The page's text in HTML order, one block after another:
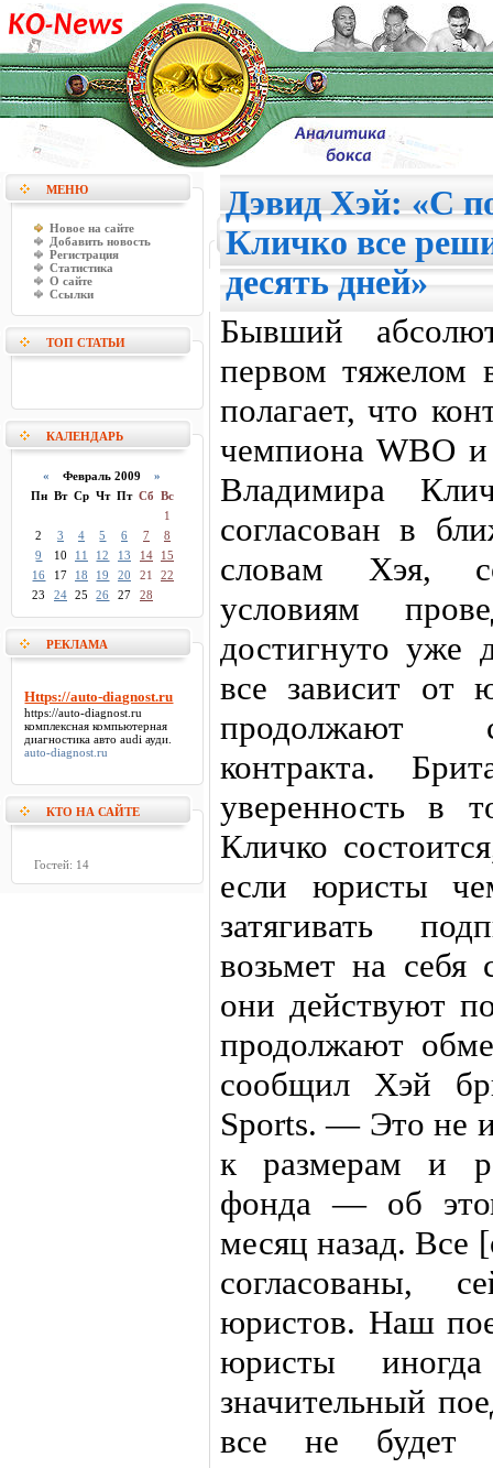
МЕНЮ
Новое на сайте
Добавить новость
Регистрация
Статистика
О сайте
Ссылки
ТОП СТАТЬИ
КАЛЕНДАРЬ
« Февраль 2009»
Пн Вт Ср Чт Пт Сб Вс
1
2
3 4 5 6 7
8
9
10 11 12 13 14
15
16
17 18 19 20 21
22
23
24 25 26 27 28
РЕКЛАМА
Https://auto-diagnost.ru
https://auto-diagnost.ru
комплексная компьютерная
диагностика авто audi ауди.
auto-diagnost.ru
КТО НА САЙТЕ
Гостей: 14
Дэвид Хэй: «С
Кличко все
десять дней»
Бывший
первом тяжелом
полагает, что
чемпиона WBO
Владимира
согласован в
словам Хэя,
условиям
достигнуто уже
все зависит от
продолжают
контракта.
уверенность в
Кличко
если юристы
затягивать
возьмет на себя
они действуют
продолжают
сообщил Хэй
Sports. — Это не
к размерам и
фонда — об
месяц назад. Все
согласованы,
юристов. Наш
юристы
значительный
все не будет